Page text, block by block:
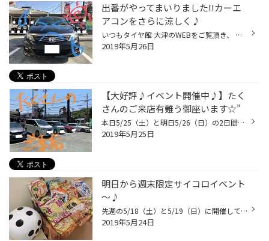
出番がやってまいりました!!カーエ
アコンをさらに涼しく♪
いつもタイヤ館 大津のWEBをご覧頂き、 ありがとうございます(∩˃o˂∩)♡ なんだか最近5月とは思えないくらいの暑さですね… 熱中症などには十分気を付けて下さいね!! こーんな暑い毎日にオススメのカー用品はコチラ♪ こいつの出番がやってきました!!【WAKO'S パワーエアコン】です!! このパワーエアコ...
2019年5月26日
【大好評♪イベント開催中♪】たく
さんのご来店有難う御座います☆”
本日5/25（土）と明日5/26（日）の2日間限定で イベントを開催しております♪内容は、『サイコロチャレンジ』！ 本日もたくさんのお客様にご来店頂いております☆” スタッフ一同心より感謝申し上げます。ありがとうございます!! イベント内容は期間中にタイヤ４本ご成約いただいた方に サイコロを１回...
2019年5月25日
明日から週末限定サイコロイベント
～♪
先週の5/18（土）と5/19（日）に開催しておりました 【サイコロイベント!!出た目の数のラーメンプレゼント♪】を 明日5/25（土）、5/26（日）もラーメンの種類が増えて再登場致します♪!! イベント内容は、『サイコロチャレンジ』！ 期間中にタイヤ４本ご成約いただいた方はサイコロを１回振っていた...
2019年5月24日